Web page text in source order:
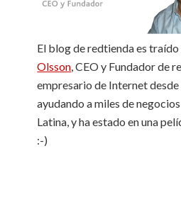
El blog de redtienda es
Olsson , CEO y Fundador de
empresario de Internet desde
ayudando a miles de
Latina, y ha estado en una
:-)